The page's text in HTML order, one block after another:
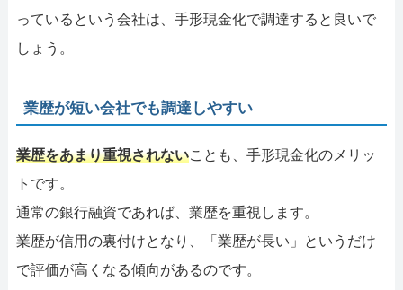
っているという会社は、手形現金化で調達すると良いで
しょう。
業歴が短い会社でも調達しやすい
業歴をあまり重視されないことも、手形現金化のメリッ
トです。
通常の銀行融資であれば、業歴を重視します。
業歴が信用の裏付けとなり、「業歴が長い」というだけ
で評価が高くなる傾向があるのです。